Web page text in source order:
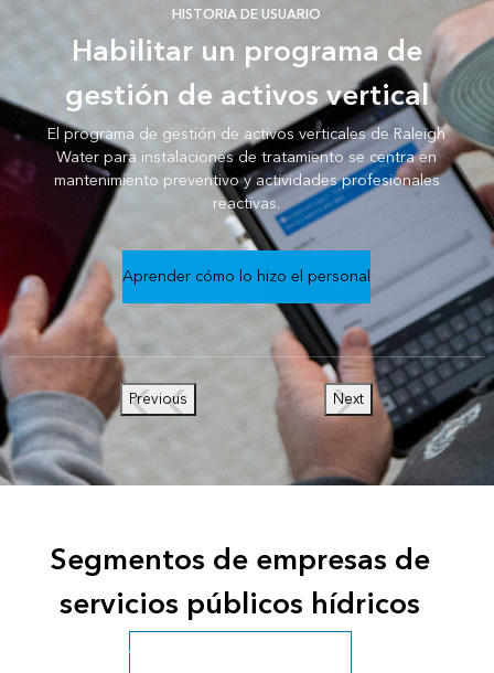
HISTORIA DE USUARIO
Habilitar un programa de
gestión de activos vertical
El programa de gestión de activos verticales de Raleigh
Water para instalaciones de tratamiento se centra en
mantenimiento preventivo y actividades profesionales
reactivas.
Aprender cómo lo hizo el personal
Previous Next
Segmentos de empresas de
servicios públicos hídricos
Ver todos los sectores hídricos